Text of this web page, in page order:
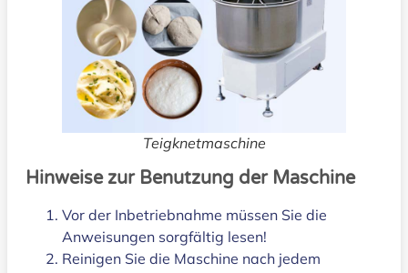
Teigknetmaschine
Hinweise zur Benutzung der Maschine
Vor der Inbetriebnahme müssen Sie die
Anweisungen sorgfältig lesen!
Reinigen Sie die Maschine nach jedem